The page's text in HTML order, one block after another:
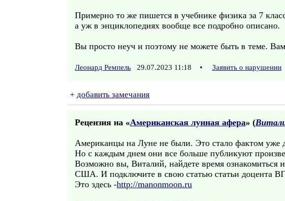
Примерно то же пишется в учебнике физика за 7
а уж в энциклопедиях вообще все подробно описано.
Вы просто неуч и поэтому не можете быть в теме.
Леонард Ремпель 29.07.2023 11:18 • Заявить о нарушении
+ добавить замечания
Рецензия на «Американская лунная афера» (
Американцы на Луне не были. Это стало фактом
Но с каждым днем они все больше публикуют
Возможно вы, Виталий, найдете время
США. И подключите в свою статью статьи доцента
Это здесь -http://manonmoon.ru